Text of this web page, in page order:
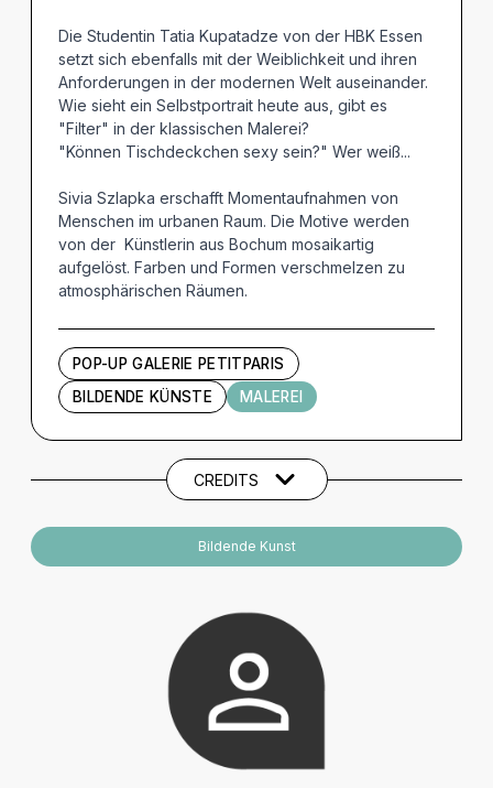
Die Studentin Tatia Kupatadze von der HBK Essen
setzt sich ebenfalls mit der Weiblichkeit und ihren
Anforderungen in der modernen Welt auseinander.
Wie sieht ein Selbstportrait heute aus, gibt es
"Filter" in der klassischen Malerei?
"Können Tischdeckchen sexy sein?" Wer weiß...
Sivia Szlapka erschafft Momentaufnahmen von
Menschen im urbanen Raum. Die Motive werden
von der Künstlerin aus Bochum mosaikartig
aufgelöst. Farben und Formen verschmelzen zu
atmosphärischen Räumen.
POP-UP GALERIE PETITPARIS
BILDENDE KÜNSTE
MALEREI
Künstler und Beteiligte
CREDITS
Bildende Kunst